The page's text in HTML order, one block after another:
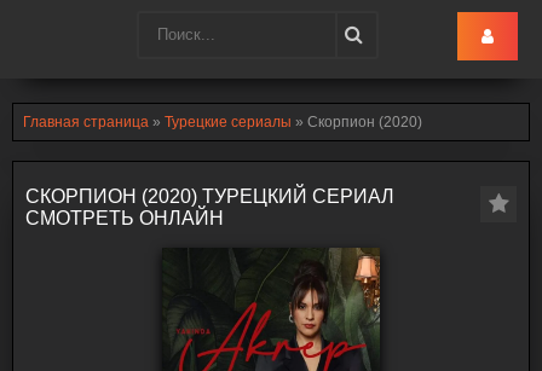
Главная страница » Турецкие сериалы » Скорпион (2020)
СКОРПИОН (2020) ТУРЕЦКИЙ СЕРИАЛ
СМОТРЕТЬ ОНЛАЙН
Turk-Ru.lol